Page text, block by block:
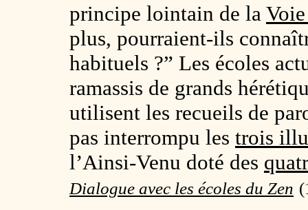
principe lointain de la
plus, pourraient-ils
habituels ?” Les écoles
ramassis de grands
utilisent les recueils de
pas interrompu les trois
l’Ainsi-Venu doté des
Dialogue avec les écoles du Zen